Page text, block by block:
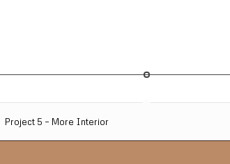
Project 5 – More Interior